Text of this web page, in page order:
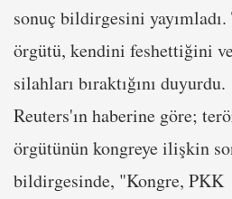
sonuç bildirgesini yayımladı.
örgütü, kendini feshettiğini
silahları bıraktığını duyurdu.
Reuters'ın haberine göre;
örgütünün kongreye ilişkin
bildirgesinde, "Kongre, PKK